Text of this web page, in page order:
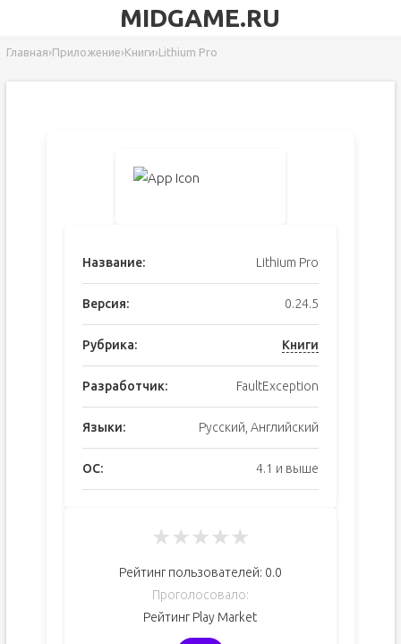
MIDGAME.RU
Главная›Приложение›Книги›Lithium Pro
Название: Lithium Pro
Версия: 0.24.5
Рубрика: Книги
Разработчик: FaultException
Языки: Русский, Английский
ОС: 4.1 и выше
★★★★★
Рейтинг пользователей: 0.0
Проголосовало:
Рейтинг Play Market